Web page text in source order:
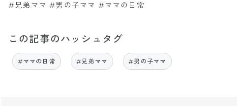
#兄弟ママ #男の子ママ #ママの日常
この記事のハッシュタグ
#ママの日常 #兄弟ママ #男の子ママ